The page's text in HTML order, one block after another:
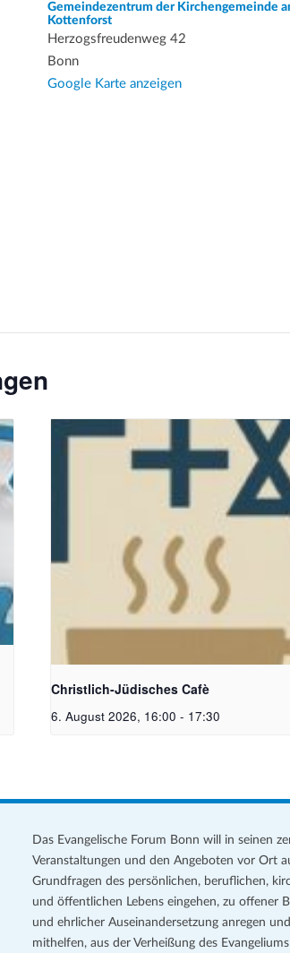
Gemeindezentrum der Kirchengemeinde
Kottenforst
Herzogsfreudenweg 42
Bonn
Google Karte anzeigen
Christlich-Jüdisches Cafe |
Christlich-Jüdisches Cafè
6. August 2026, 16:00 - 17:30
Das Evangelische Forum Bonn will in seinen
Veranstaltungen und den Angeboten vor Ort
Grundfragen des persönlichen, beruflichen,
und öffentlichen Lebens eingehen, zu offener
und ehrlicher Auseinandersetzung anregen und
mithelfen, aus der Verheißung des Evangeliums